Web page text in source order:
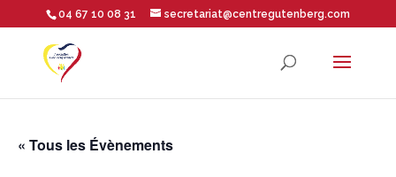
Ouvrir la barre d’outils
04 67 10 08 31 secretariat@centregutenberg.com
« Tous les Évènements